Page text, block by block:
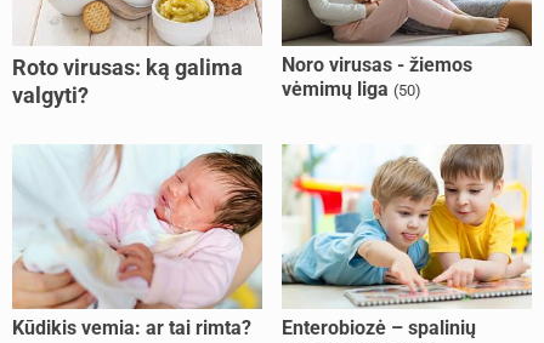
Roto virusas: ką galima
valgyti?
Noro virusas - žiemos
vėmimų liga (50)
Kūdikis vemia: ar tai rimta?
Enterobiozė – spalinių